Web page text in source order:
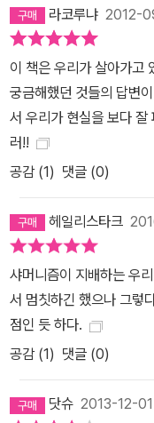
적이다. 마법이라는 단어
미에서 그렇다. 과학에는
진실이 펼쳐내는 눈부시고
과 기적, 당신은 무엇을 믿겠는가? 무엇이 진실인
한 답이 이 책에 있다! 도
던진다. 과학과 기적 중,
한 증거를 제시하는데도,
에 하나씩 총 12가지 질문
학이 내놓은 답을 비교해
는다. “8장 세상은 언제,
작을 설명하는 기원신화
재하기 전에 이미 어떤
화들 중에서 우주의 창조
설명하는 것은 하나도 없
대한 설명이 이어진다. 무
라코루냐 2012-
이 책은 우리가 살아가고
궁금해했던 것들의 답변
서 우리가 현실을 보다 잘
러!!
공감 (1) 댓글 (0)
헤일리스타크
샤머니즘이 지배하는 우
서 멈칫하긴 했으나 그렇
점인 듯 하다.
공감 (1) 댓글 (0)
닷슈 2013-12-01